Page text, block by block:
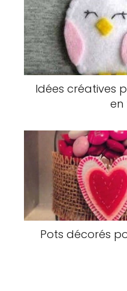
Idées créatives
en
Pots décorés